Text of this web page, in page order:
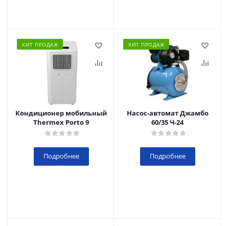
ХИТ ПРОДАЖ
Кондиционер мобильный
Thermex Porto 9
Подробнее
ХИТ ПРОДАЖ
Насос-автомат Джамбо
60/35 Ч-24
Подробнее